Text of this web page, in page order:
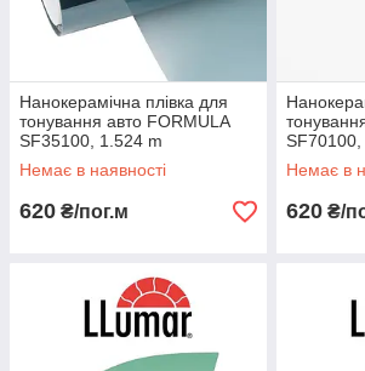
Нанокерамічна плівка для
тонування авто FORMULA
SF35100, 1.524 m
Немає в наявності
620 ₴/пог.м
Немає в
620 ₴/